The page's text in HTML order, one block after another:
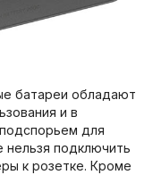
батареи обладают
и в
для
подключить
к розетке. Кроме